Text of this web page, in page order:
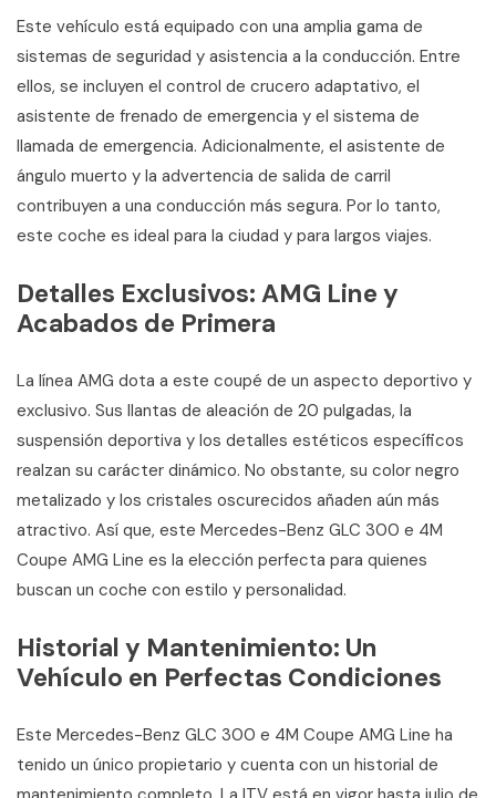
Este vehículo está equipado con una amplia gama de
sistemas de seguridad y asistencia a la conducción. Entre
ellos, se incluyen el control de crucero adaptativo, el
asistente de frenado de emergencia y el sistema de
llamada de emergencia. Adicionalmente, el asistente de
ángulo muerto y la advertencia de salida de carril
contribuyen a una conducción más segura. Por lo tanto,
este coche es ideal para la ciudad y para largos viajes.
Detalles Exclusivos: AMG Line y
Acabados de Primera
La línea AMG dota a este coupé de un aspecto deportivo y
exclusivo. Sus llantas de aleación de 20 pulgadas, la
suspensión deportiva y los detalles estéticos específicos
realzan su carácter dinámico. No obstante, su color negro
metalizado y los cristales oscurecidos añaden aún más
atractivo. Así que, este Mercedes-Benz GLC 300 e 4M
Coupe AMG Line es la elección perfecta para quienes
buscan un coche con estilo y personalidad.
Historial y Mantenimiento: Un
Vehículo en Perfectas Condiciones
Este Mercedes-Benz GLC 300 e 4M Coupe AMG Line ha
tenido un único propietario y cuenta con un historial de